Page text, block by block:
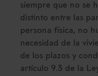
siempre que no se
distinto entre las
persona física, no
necesidad de la
de los plazos y
artículo 9.3 de la